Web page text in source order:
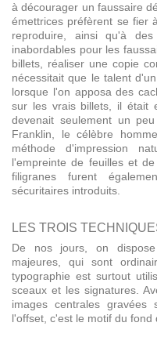
à décourager un faussaire
émettrices préfèrent se fier
reproduire, ainsi qu'à
inabordables pour les
billets, réaliser une copie
nécessitait que le talent
lorsque l'on apposa des
sur les vrais billets, il était
devenait seulement un
Franklin, le célèbre
méthode d'impression
l'empreinte de feuilles et
filigranes furent
sécuritaires introduits.
LES TROIS
De nos jours, on
majeures, qui sont
typographie est surtout
sceaux et les signatures.
images centrales gravées
l'offset, c'est le motif du fond